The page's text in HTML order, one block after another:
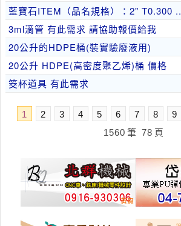
藍寶石ITEM（品名規格）：2" T0.300 ..
3ml滴管 有此需求 請協助報價給我
20公升的HDPE桶(裝實驗廢液用)
20公升 HDPE(高密度聚乙烯)桶 價格
筊杯道具 有此需求
1 2 3 4 5 6 7 8 9
1560 筆 78 頁